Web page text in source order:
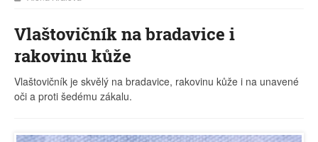
Vlaštovičník na bradavice i
rakovinu kůže
Vlaštovičník je skvělý na bradavice, rakovinu kůže i na unavené
oči a proti šedému zákalu.